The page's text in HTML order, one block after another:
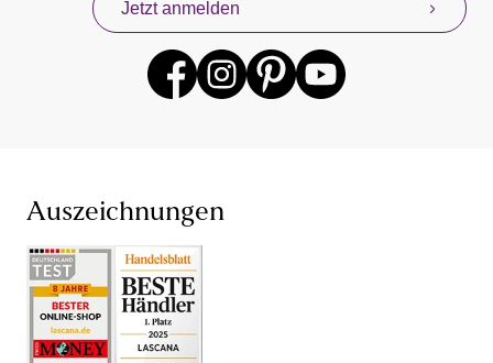
anderen beliebten Lingerie-Marken gibt es für dich
jederzeit mit neuen Angeboten. Profitiere mit unserem
Konzept „Von Frauen für Frauen“ von unseren eigenen
Erfahrungen mit Damenunterwäsche und Dessous,
großen Größen und ab Cup AA) und Schnitt keine
Grenzen gesetzt. Je nach Anlass bist du so mit einem
Push-up-BH ,Schalen-BH
Damenunterhemd perfekt gekleidet und fühlst dich in
deiner Unterwäsche einfach wohl. Auch von unseren
verführerischen Dessous und sexy Lingerie wirst du
begeistert sein: Mit BH,
Jetzt anmelden
Auszeichnungen